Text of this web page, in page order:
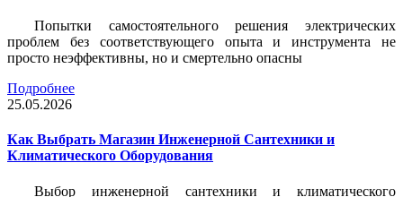
Попытки самостоятельного решения электрических
проблем без соответствующего опыта и инструмента не
просто неэффективны, но и смертельно опасны
Подробнее
25.05.2026
Как Выбрать Магазин Инженерной Сантехники и
Климатического Оборудования
Выбор инженерной сантехники и климатического